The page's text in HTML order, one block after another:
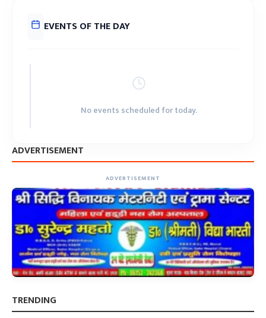
EVENTS OF THE DAY
No events scheduled for today.
ADVERTISEMENT
ADVERTISEMENT
TRENDING